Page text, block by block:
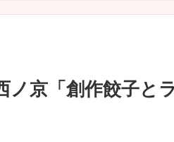
ノ京「創作餃子と